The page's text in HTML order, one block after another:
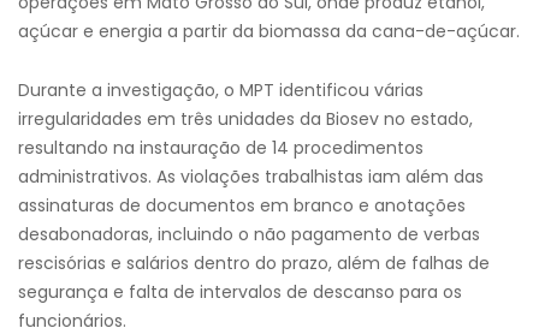
açúcar e energia a partir da biomassa da cana-de-açúcar.
Durante a investigação, o MPT identificou várias
irregularidades em três unidades da Biosev no estado,
resultando na instauração de 14 procedimentos
administrativos. As violações trabalhistas iam além das
assinaturas de documentos em branco e anotações
desabonadoras, incluindo o não pagamento de verbas
rescisórias e salários dentro do prazo, além de falhas de
segurança e falta de intervalos de descanso para os
funcionários.